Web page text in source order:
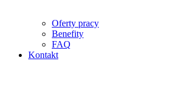
Oferty pracy
Benefity
FAQ
Kontakt